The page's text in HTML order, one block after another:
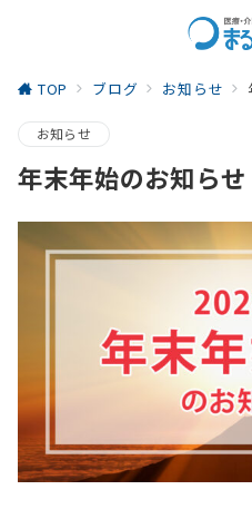
TOP ブログ お知らせ
お知らせ
年末年始のお知らせ